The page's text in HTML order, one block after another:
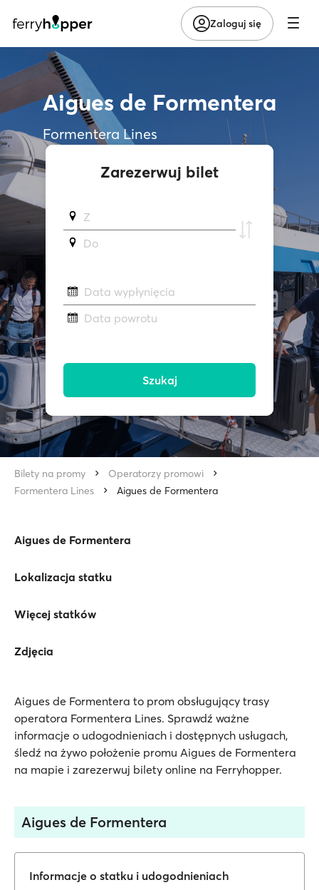
Zaloguj się
Aigues de Formentera
Formentera Lines
Zarezerwuj bilet
Z
Do
Data wypłynięcia
Data powrotu
Szukaj
Bilety na promy
Operatorzy promowi
Formentera Lines
Aigues de Formentera
Aigues de Formentera
Lokalizacja statku
Więcej statków
Zdjęcia
Aigues de Formentera to prom obsługujący trasy
operatora Formentera Lines. Sprawdź ważne
informacje o udogodnieniach i dostępnych usługach,
śledź na żywo położenie promu Aigues de Formentera
na mapie i zarezerwuj bilety online na Ferryhopper.
Aigues de Formentera
Informacje o statku i udogodnieniach